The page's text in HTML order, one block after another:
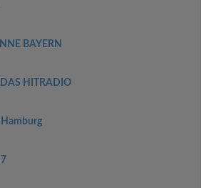
BAYERN
HITRADIO
Hamburg